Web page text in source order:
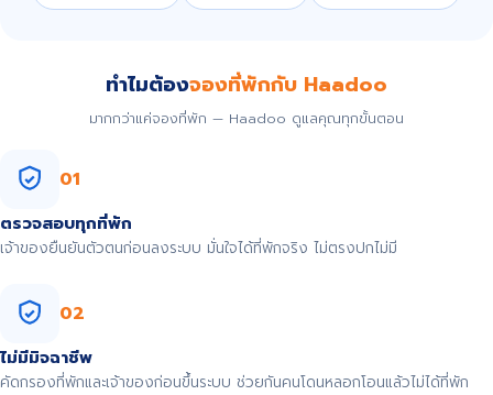
ทำไมต้องจองที่พักกับ Haadoo
มากกว่าแค่จองที่พัก — Haadoo ดูแลคุณทุกขั้นตอน
01
ตรวจสอบทุกที่พัก
เจ้าของยืนยันตัวตนก่อนลงระบบ มั่นใจได้ที่พักจริง ไม่ตรงปกไม่มี
02
ไม่มีมิจฉาชีพ
คัดกรองที่พักและเจ้าของก่อนขึ้นระบบ ช่วยกันคนโดนหลอกโอนแล้วไม่ได้ที่พัก